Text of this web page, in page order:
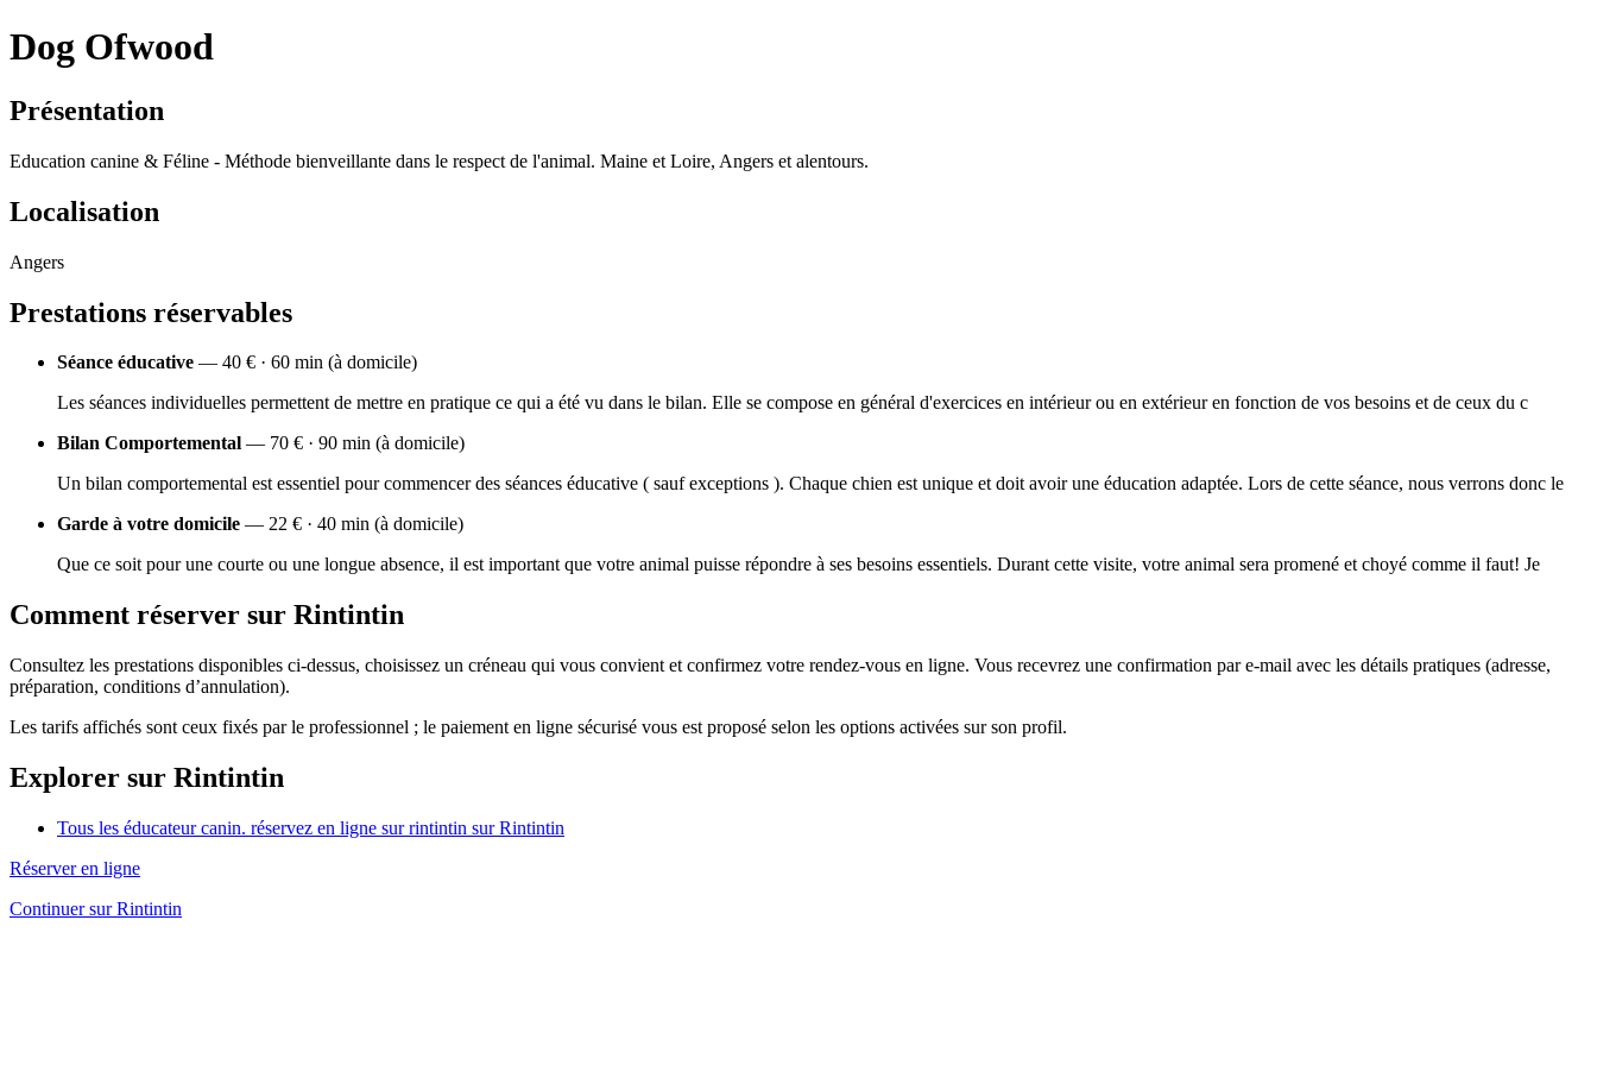
Dog Ofwood
Présentation
Education canine & Féline - Méthode bienveillante dans le respect de l'animal. Maine et Loire, Angers et alentours.
Localisation
Angers
Prestations réservables
Séance éducative — 40 € · 60 min (à domicile)
Les séances individuelles permettent de mettre en pratique ce qui a été vu dans le bilan. Elle se compose en général d'exercices en intérieur ou en extérieur en fonction de vos besoins et de ceux du c
Bilan Comportemental — 70 € · 90 min (à domicile)
Un bilan comportemental est essentiel pour commencer des séances éducative ( sauf exceptions ). Chaque chien est unique et doit avoir une éducation adaptée. Lors de cette séance, nous verrons donc le
Garde à votre domicile — 22 € · 40 min (à domicile)
Que ce soit pour une courte ou une longue absence, il est important que votre animal puisse répondre à ses besoins essentiels. Durant cette visite, votre animal sera promené et choyé comme il faut! Je
Comment réserver sur Rintintin
Consultez les prestations disponibles ci-dessus, choisissez un créneau qui vous convient et confirmez votre rendez-vous en ligne. Vous recevrez une confirmation par e-mail avec les détails pratiques (adresse,
préparation, conditions d’annulation).
Les tarifs affichés sont ceux fixés par le professionnel ; le paiement en ligne sécurisé vous est proposé selon les options activées sur son profil.
Explorer sur Rintintin
Tous les éducateur canin. réservez en ligne sur rintintin sur Rintintin
Réserver en ligne
Continuer sur Rintintin